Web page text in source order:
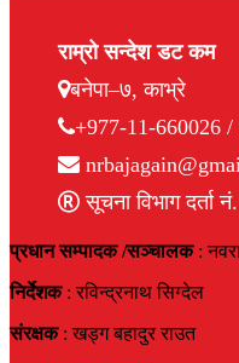
राम्रो सन्देश डट कम
बनेपा–७, काभ्रे
+977-11-660026 /
सूचना विभाग
प्रधान सम्पादक /सञ्चालक:
निर्देशक : रविन्द्रनाथ सिग्देल
संरक्षक : खड्ग बहादुर राउत